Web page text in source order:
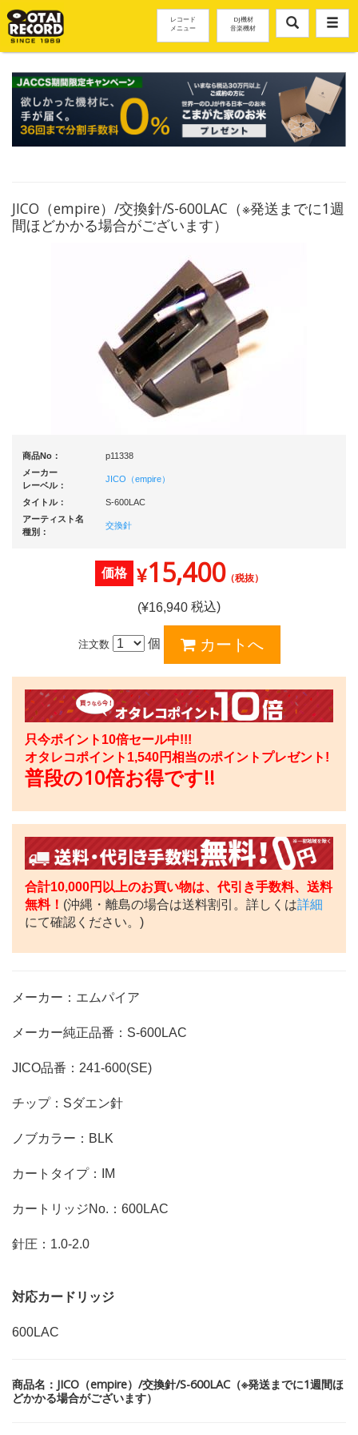
レコード
メニュー
DJ機材
音楽機材
JICO（empire）/交換針/S-600LAC（※発送までに1週
間ほどかかる場合がございます）
商品No：
p11338
メーカー
レーベル：
JICO（empire）
タイトル：
S-600LAC
アーティスト名
種別：
交換針
価格 ¥15,400（税抜）
(¥16,940 税込)
注文数 個
只今ポイント10倍セール中!!!
オタレコポイント 1,540円相当のポイントプレゼント!
普段の10倍お得です!!
合計10,000円以上のお買い物は、代引き手数料、送料
無料！ (沖縄・離島の場合は送料割引。詳しくは詳細
にて確認ください。)
メーカー：エムパイア
メーカー純正品番：S-600LAC
JICO品番：241-600(SE)
チップ：Sダエン針
ノブカラー：BLK
カートタイプ：IM
カートリッジNo.：600LAC
針圧：1.0-2.0
対応カードリッジ
600LAC
商品名：JICO（empire）/交換針/S-600LAC（※発送までに1週間ほ
どかかる場合がございます）